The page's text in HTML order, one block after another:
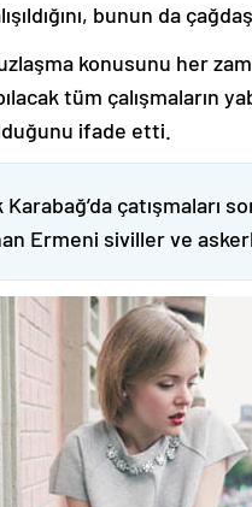
bunun da
konusunu her
tüm çalışmaların
ifade etti.
Karabağ’da çatışmaları
Ermeni siviller ve